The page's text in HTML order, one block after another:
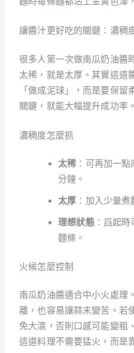
讓醬汁更好吃的關鍵：濃稠
很多人第一次做南瓜奶油醬
太稀，就是太厚。其實這道
「做成泥球」，而是要保
關鍵，就能大幅提升成功率。
濃稠度怎麼抓
太稀 ：可再加一
分鐘。
太厚 ：加入少量
理想狀態：舀起時
麵條。
火候怎麼控制
南瓜奶油醬適合中小火處理
離，也容易讓蒜末變苦。若
免大滾，否則口感可能變粗
這道料理不需要猛火，而是